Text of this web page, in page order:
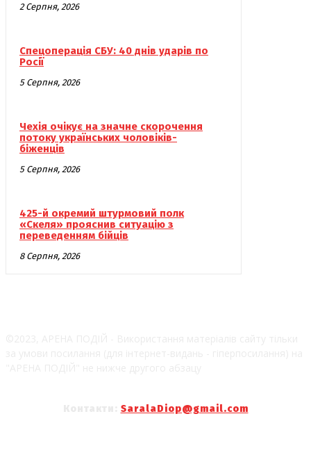
2 Серпня, 2026
Спецоперація СБУ: 40 днів ударів по
Росії
5 Серпня, 2026
Чехія очікує на значне скорочення
потоку українських чоловіків-
біженців
5 Серпня, 2026
425-й окремий штурмовий полк
«Скеля» прояснив ситуацію з
переведенням бійців
8 Серпня, 2026
SaralaDiop@gmail.com